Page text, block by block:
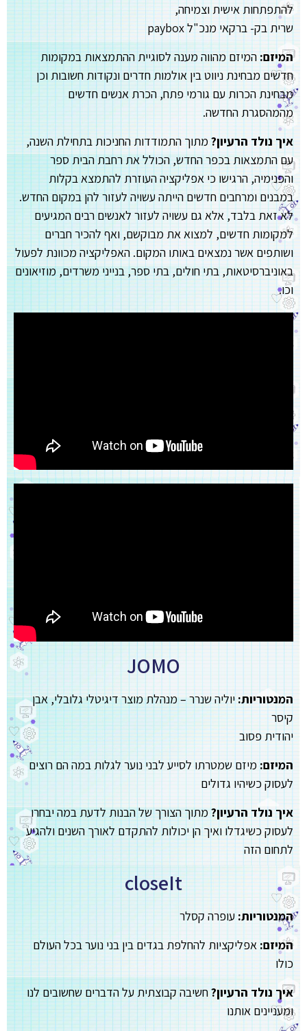
להתפתחות אישית וצמיחה,
שרית בק- ברקאי מנכ"ל paybox
המיזם: המיזם מהווה מענה לסוגיית ההתמצאות במקומות
חדשים מבחינת ניווט בין אולמות חדרים ונקודות חשובות וכן
מבחינת הכרות עם גורמי פתח, הכרת אנשים חדשים
מהמהסגרת החדשה.
איך נולד הרעיון? מתוך התמודדות החניכות בתחילת השנה,
עם התמצאות בכפר החדש, הכולל את רחבת הבית ספר
והפנימיה, הרגישו כי אפליקציה העוזרת להתמצא בקלות
במבנים ומרחבים חדשים הייתה עשויה לעזור להן במקום החדש.
לא זאת בלבד, אלא גם עשויה לעזור לאנשים רבים המגיעים
למקומות חדשים, למצוא את מבוקשם, ואף להכיר חברים
ושותפים אשר נמצאים באותו המקום. האפליקציה מכוונת לפעול
באוניברסיטאות, בתי חולים, בתי ספר, בנייני משרדים, מוזיאונים
וכו.
JOMO
המנטוריות: יוליה שנרר – מנהלת מוצר דיגיטלי גלובלי, אבן
קיסר
יהודית פסוב
המיזם: מיזם שמטרתו לסייע לבני נוער לגלות במה הם רוצים
לעסוק כשיהיו גדולים
איך נולד הרעיון?מתוך הצורך של הבנות לדעת במה יבחרו
לעסוק כשיגדלו ואיך הן יכולות להתקדם לאורך השנים ולהגיע
לתחום הזה
closeIt
המנטוריות: עופרה קסלר
המיזם: אפליקציות להחלפת בגדים בין בני נוער בכל העולם
כולו
איך נולד הרעיון?חשיבה קבוצתית על הדברים שחשובים לנו
ומעניינים אותנו